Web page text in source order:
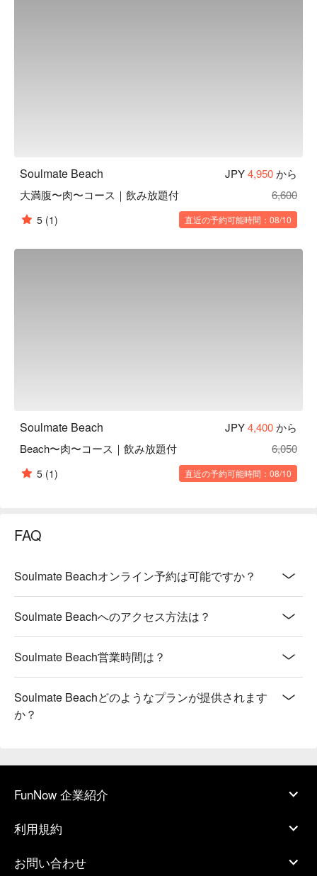
Soulmate Beach JPY4,950から
大満腹〜肉〜コース｜飲み放題付
6,600
5 (1) 直近の予約可能時間：08/10
Soulmate Beach JPY4,400から
Beach〜肉〜コース｜飲み放題付
6,050
5 (1) 直近の予約可能時間：08/10
FAQ
Soulmate Beachオンライン予約は可能ですか？
Soulmate Beachへのアクセス方法は？
Soulmate Beach営業時間は？
Soulmate Beachどのようなプランが提供されます
か？
FunNow 企業紹介
利用規約
お問い合わせ